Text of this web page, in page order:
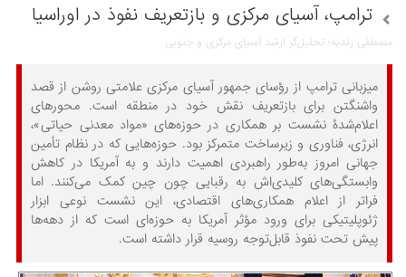
ترامپ، آسیای مرکزی و بازتعریف نفوذ در اوراسیا
مصطفی زندیه؛ تحلیل‌گر ارشد آسیای مرکزی و جنوبی
میزبانی ترامپ از رؤسای جمهور آسیای مرکزی علامتی روشن از قصد
واشنگتن برای بازتعریف نقش خود در منطقه است. محورهای
اعلام‌شدۀ نشست بر همکاری در حوزه‌های «مواد معدنی حیاتی»،
انرژی، فناوری و زیرساخت متمرکز بود. حوزه‌هایی که در نظام تأمین
جهانی امروز به‌طور راهبردی اهمیت دارند و به آمریکا در کاهش
وابستگی‌های کلیدی‌اش به رقبایی چون چین کمک می‌کنند. اما
فراتر از اعلام همکاری‌های اقتصادی، این نشست نوعی ابزار
ژئوپلیتیکی برای ورود مؤثر آمریکا به حوزه‌ای است که از دهه‌ها
پیش تحت نفوذ قابل‌توجه روسیه قرار داشته است.